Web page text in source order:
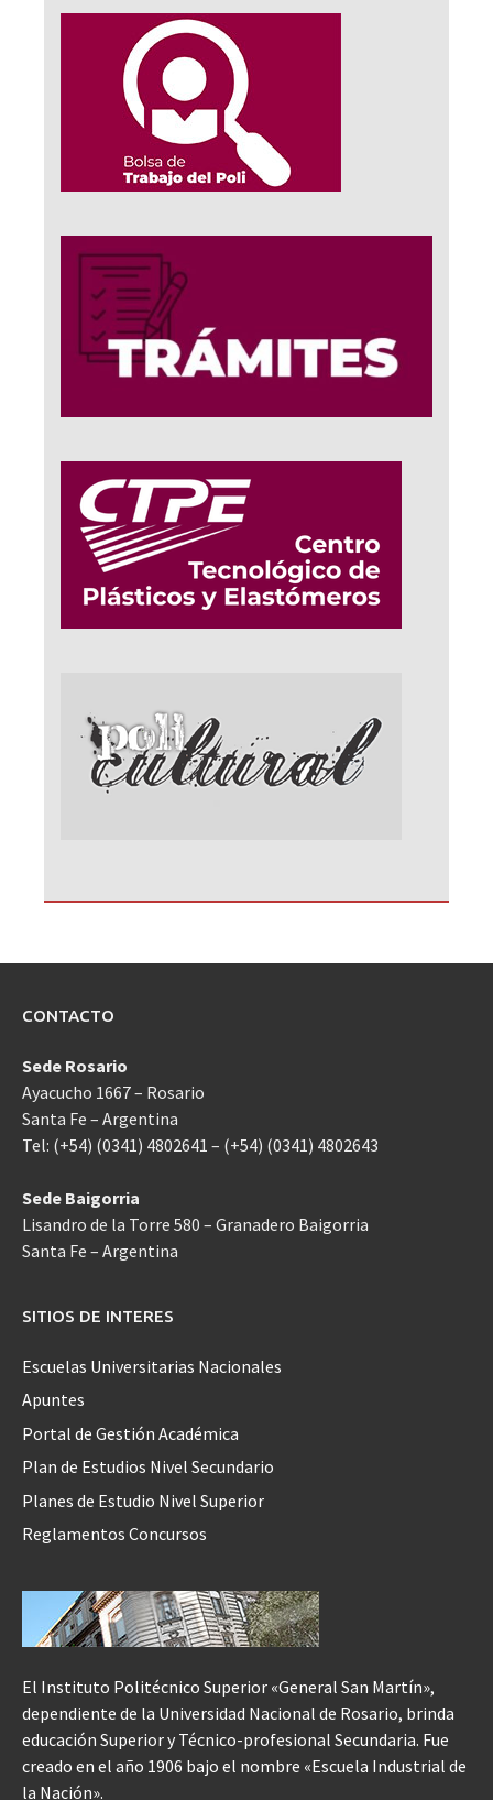
CONTACTO
Sede Rosario
Ayacucho 1667 – Rosario
Santa Fe – Argentina
Tel: (+54) (0341) 4802641 – (+54) (0341) 4802643
Sede Baigorria
Lisandro de la Torre 580 – Granadero Baigorria
Santa Fe – Argentina
SITIOS DE INTERES
Escuelas Universitarias Nacionales
Apuntes
Portal de Gestión Académica
Plan de Estudios Nivel Secundario
Planes de Estudio Nivel Superior
Reglamentos Concursos
El Instituto Politécnico Superior «General San Martín»,
dependiente de la Universidad Nacional de Rosario, brinda
educación Superior y Técnico-profesional Secundaria. Fue
creado en el año 1906 bajo el nombre «Escuela Industrial de
la Nación».